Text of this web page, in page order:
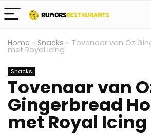
Home » Snacks » Tovenaar van Oz
met Royal Icing
Snacks
Tovenaar van
Gingerbread
met Royal Icing